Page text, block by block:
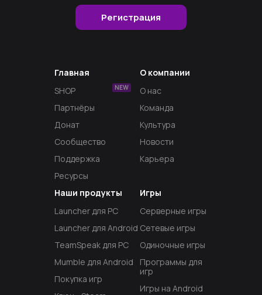
Регистрация
Главная
SHOP
NEW
Партнёры
Донат
Сообщество
Поддержка
Ресурсы
Наши продукты
Launcher для PC
Launcher для Android
TeamSpeak для PC
Mumble для Android
Покупка игр
Игры
Серверные игры
Сетевые игры
Одиночные игры
Программы для
игр
Игры на Android
О компании
О нас
Команда
Культура
Новости
Карьера